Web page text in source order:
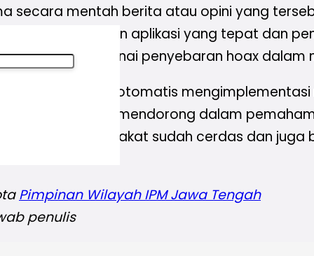
secara mentah berita atau opini yang
penggunaan aplikasi yang tepat dan
dampak mengenai penyebaran hoax
ini kita secara otomatis
perlu mendorong dalam
publik masyarakat sudah cerdas dan
Pimpinan Wilayah IPM Jawa Tengah
penulis